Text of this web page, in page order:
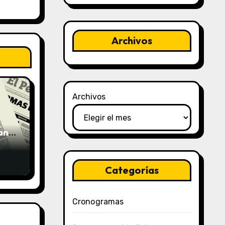
Archivos
Archivos
Categorías
Cronogramas